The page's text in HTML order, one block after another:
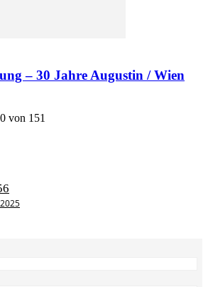
– 30 Jahre Augustin / Wien
von 151